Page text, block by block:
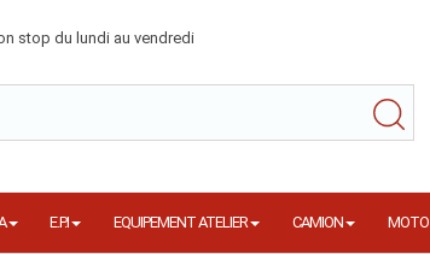
stop du lundi au vendredi
E.P.I EQUIPEMENT ATELIER CAMION MOTO